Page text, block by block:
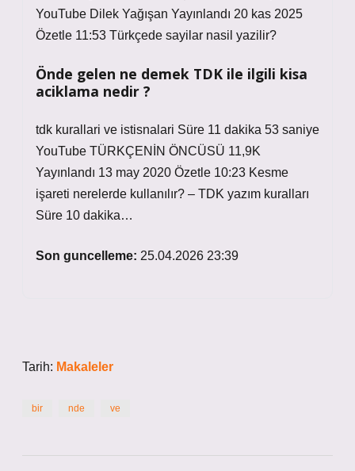
YouTube Dilek Yağışan Yayınlandı 20 kas 2025
Özetle 11:53 Türkçede sayilar nasil yazilir?
Önde gelen ne demek TDK ile ilgili kisa
aciklama nedir ?
tdk kurallari ve istisnalari Süre 11 dakika 53 saniye
YouTube TÜRKÇENİN ÖNCÜSÜ 11,9K
Yayınlandı 13 may 2020 Özetle 10:23 Kesme
işareti nerelerde kullanılır? – TDK yazım kuralları
Süre 10 dakika…
Son guncelleme: 25.04.2026 23:39
Tarih: Makaleler
bir nde ve